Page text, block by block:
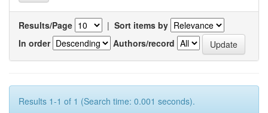
Results/Page | Sort items by
In order
Authors/record
Results 1-1 of 1 (Search time: 0.001 seconds).